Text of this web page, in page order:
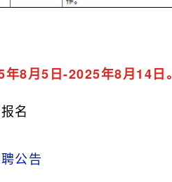
年8月5日-2025年8月14日。
名
公告